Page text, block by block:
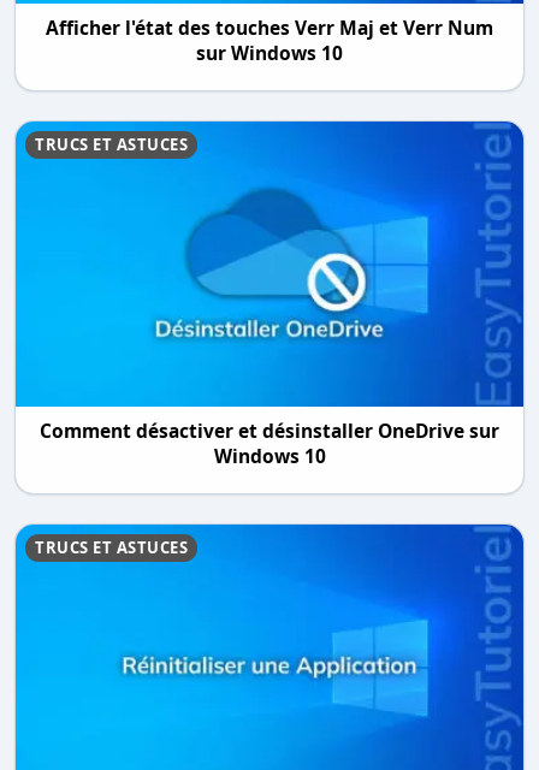
Afficher l'état des touches Verr Maj et Verr Num
sur Windows 10
TRUCS ET ASTUCES
Comment désactiver et désinstaller OneDrive sur
Windows 10
TRUCS ET ASTUCES